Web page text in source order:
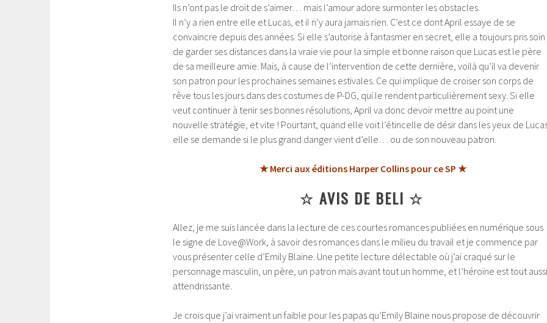
Ils n’ont pas le droit de s’aimer… mais l’amour adore surmonter les obstacles.
Il n’y a rien entre elle et Lucas, et il n’y aura jamais rien. C’est ce dont April essaye de se
convaincre depuis des années. Si elle s’autorise à fantasmer en secret, elle a toujours pris soin
de garder ses distances dans la vraie vie pour la simple et bonne raison que Lucas est le père
de sa meilleure amie. Mais, à cause de l’intervention de cette dernière, voilà qu’il va devenir
son patron pour les prochaines semaines estivales. Ce qui implique de croiser son corps de
rêve tous les jours dans des costumes de P-DG, qui le rendent particulièrement sexy. Si elle
veut continuer à tenir ses bonnes résolutions, April va donc devoir mettre au point une
nouvelle stratégie, et vite ! Pourtant, quand elle voit l’étincelle de désir dans les yeux de
elle se demande si le plus grand danger vient d’elle… ou de son nouveau patron.
★ Merci aux éditions Harper Collins pour ce SP ★
☆ AVIS DE BELI ☆
Allez, je me suis lancée dans la lecture de ces courtes romances publiées en numérique sous
le signe de Love@Work, à savoir des romances dans le milieu du travail et je commence par
vous présenter celle d’Emily Blaine. Une petite lecture délectable où j’ai craqué sur le
personnage masculin, un père, un patron mais avant tout un homme, et l’héroïne est tout aussi
attendrissante.
Je crois que j’ai vraiment un faible pour les papas qu’Emily Blaine nous propose de découvrir